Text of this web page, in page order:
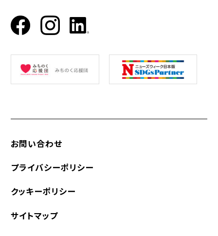
お問い合わせ
プライバシーポリシー
クッキーポリシー
サイトマップ